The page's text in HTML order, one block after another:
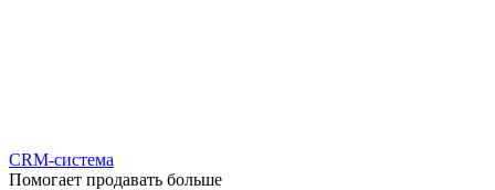
CRM-система
Помогает продавать больше